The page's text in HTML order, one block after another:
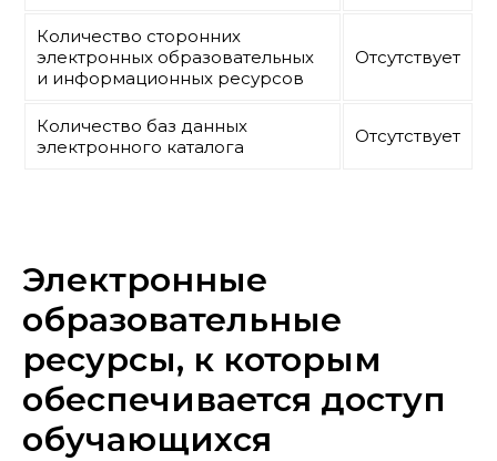
Количество сторонних
электронных образовательных
и информационных ресурсов
Отсутствует
Количество баз данных
электронного каталога
Отсутствует
Электронные
образовательные
ресурсы, к которым
обеспечивается доступ
обучающихся